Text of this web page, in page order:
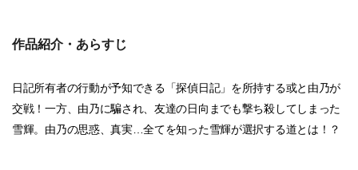
作品紹介・あらすじ
日記所有者の行動が予知できる「探偵日記」を所持する或と由乃が
交戦！一方、由乃に騙され、友達の日向までも撃ち殺してしまった
雪輝。由乃の思惑、真実…全てを知った雪輝が選択する道とは！？